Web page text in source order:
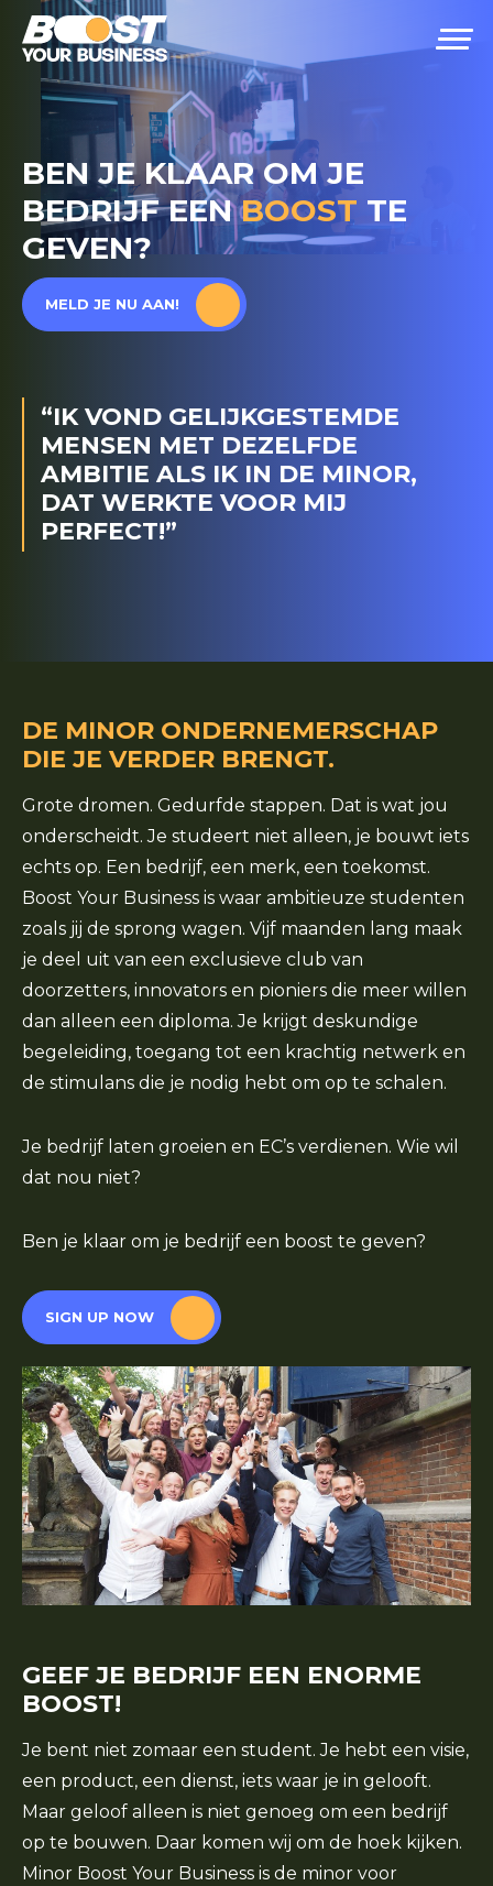
BEN JE KLAAR OM JE
BEDRIJF EENBOOST TE
GEVEN?
MELD JE NU AAN!
“IK VOND GELIJKGESTEMDE
MENSEN MET DEZELFDE
AMBITIE ALS IK IN DE MINOR,
DAT WERKTE VOOR MIJ
PERFECT!”
DE MINOR ONDERNEMERSCHAP
DIE JE VERDER BRENGT.
Grote dromen. Gedurfde stappen. Dat is wat jou
onderscheidt. Je studeert niet alleen, je bouwt iets
echts op. Een bedrijf, een merk, een toekomst.
Boost Your Business is waar ambitieuze studenten
zoals jij de sprong wagen. Vijf maanden lang maak
je deel uit van een exclusieve club van
doorzetters, innovators en pioniers die meer willen
dan alleen een diploma. Je krijgt deskundige
begeleiding, toegang tot een krachtig netwerk en
de stimulans die je nodig hebt om op te schalen.
Je bedrijf laten groeien en EC’s verdienen. Wie wil
dat nou niet?
Ben je klaar om je bedrijf een boost te geven?
SIGN UP NOW
GEEF JE BEDRIJF EEN ENORME
BOOST!
Je bent niet zomaar een student. Je hebt een visie,
een product, een dienst, iets waar je in gelooft.
Maar geloof alleen is niet genoeg om een bedrijf
op te bouwen. Daar komen wij om de hoek kijken.
Minor Boost Your Business is de minor voor